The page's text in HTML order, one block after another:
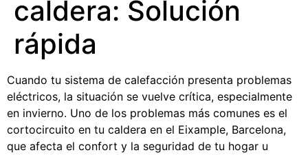
caldera: Solución
rápida
Cuando tu sistema de calefacción presenta problemas
eléctricos, la situación se vuelve crítica, especialmente
en invierno. Uno de los problemas más comunes es el
cortocircuito en tu caldera en el Eixample, Barcelona,
que afecta el confort y la seguridad de tu hogar u